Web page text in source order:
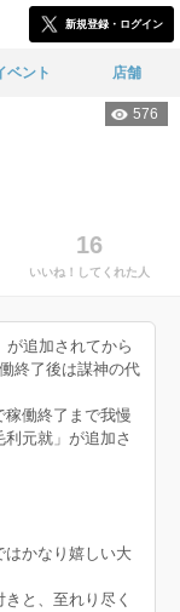
新規登録・ログイン
ベント 店舗
576
16
いいね！してくれた人
が追加されてから
終了後は謀神の代
働終了まで我慢
元就」が追加さ
はかなり嬉しい大
と、至れり尽く